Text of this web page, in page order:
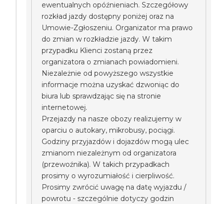
ewentualnych opóźnieniach. Szczegółowy
rozkład jazdy dostępny poniżej oraz na
Umowie-Zgłoszeniu. Organizator ma prawo
do zmian w rozkładzie jazdy. W takim
przypadku Klienci zostaną przez
organizatora o zmianach powiadomieni.
Niezależnie od powyższego wszystkie
informacje można uzyskać dzwoniąc do
biura lub sprawdzając się na stronie
internetowej.
Przejazdy na nasze obozy realizujemy w
oparciu o autokary, mikrobusy, pociągi.
Godziny przyjazdów i dojazdów mogą ulec
zmianom niezależnym od organizatora
(przewoźnika). W takich przypadkach
prosimy o wyrozumiałość i cierpliwość.
Prosimy zwrócić uwagę na datę wyjazdu /
powrotu - szczególnie dotyczy godzin